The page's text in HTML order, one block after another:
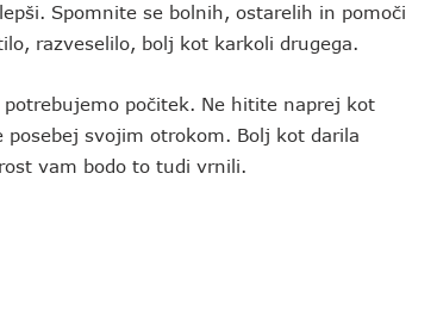
Spomnite se bolnih, ostarelih in pomoči
razveselilo, bolj kot karkoli drugega.
počitek. Ne hitite naprej kot
svojim otrokom. Bolj kot darila
vam bodo to tudi vrnili.